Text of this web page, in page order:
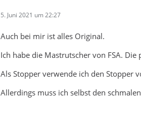
5. Juni 2021 um 22:27
Auch bei mir ist alles Original.
Ich habe die Mastrutscher von FSA.
Als Stopper verwende ich den Stopper
Allerdings muss ich selbst den